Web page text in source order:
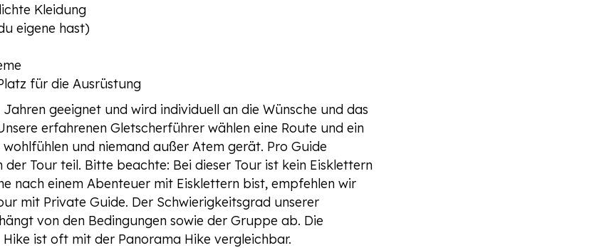
Kleidung
eigene hast)
für die Ausrüstung
geeignet und wird individuell an die Wünsche und das
erfahrenen Gletscherführer wählen eine Route und ein
und niemand außer Atem gerät. Pro Guide
der Tour teil. Bitte beachte: Bei dieser Tour ist kein Eisklettern
nach einem Abenteuer mit Eisklettern bist, empfehlen wir
mit Private Guide. Der Schwierigkeitsgrad unserer
von den Bedingungen sowie der Gruppe ab. Die
ist oft mit der Panorama Hike vergleichbar.